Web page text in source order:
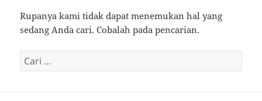
Rupanya kami tidak dapat menemukan hal yang
sedang Anda cari. Cobalah pada pencarian.
Cari
untuk: